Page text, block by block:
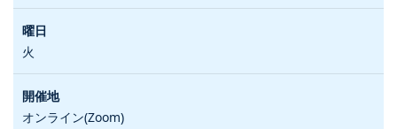
火
オンライン(Zoom)